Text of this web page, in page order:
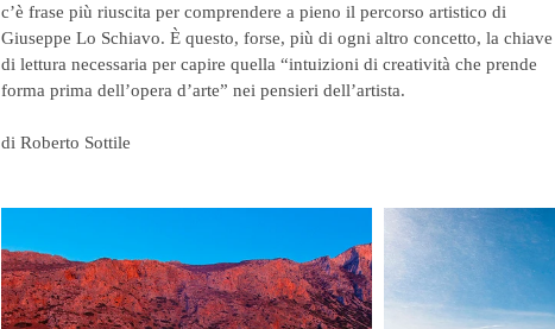
c’è frase più riuscita per comprendere a pieno il percorso artistico di
Giuseppe Lo Schiavo. È questo, forse, più di ogni altro concetto, la chiave
di lettura necessaria per capire quella “intuizioni di creatività che prende
forma prima dell’opera d’arte” nei pensieri dell’artista.
di Roberto Sottile